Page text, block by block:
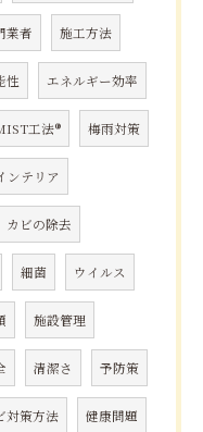
業者 施工方法
性 エネルギー効率
工法® 梅雨対策
ンテリア
カビの除去
細菌 ウイルス
施設管理
清潔さ 予防策
対策方法 健康問題